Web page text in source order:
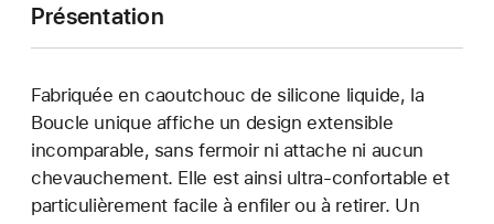
Présentation
Fabriquée en caoutchouc de silicone liquide, la
Boucle unique affiche un design extensible
incomparable, sans fermoir ni attache ni aucun
chevauchement. Elle est ainsi ultra-confortable et
particulièrement facile à enfiler ou à retirer. Un